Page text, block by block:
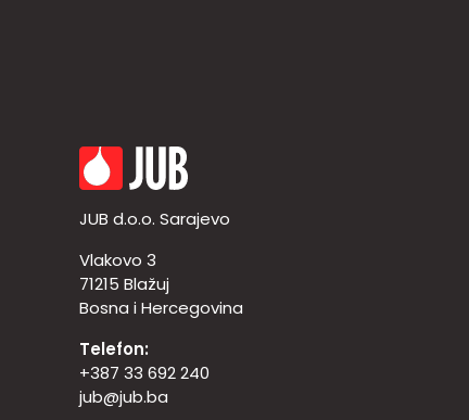
JUB d.o.o. Sarajevo
Vlakovo 3
71215 Blažuj
Bosna i Hercegovina
Telefon:
+387 33 692 240
jub@jub.ba